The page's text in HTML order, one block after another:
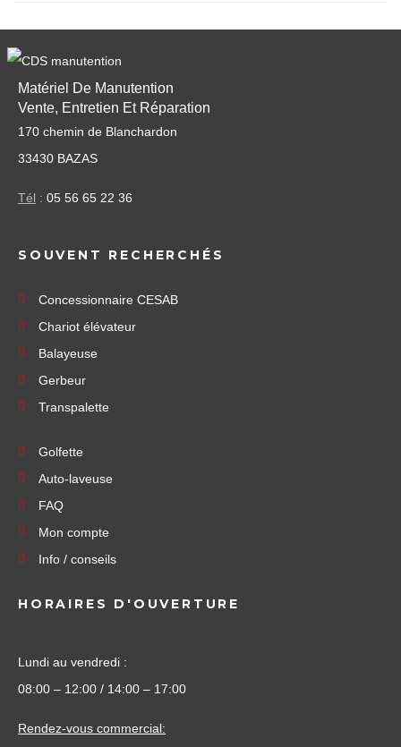
Matériel De Manutention
Vente, Entretien Et Réparation
170 chemin de Blanchardon
33430 BAZAS
Tél : 05 56 65 22 36
SOUVENT RECHERCHÉS
Concessionnaire CESAB
Chariot élévateur
Balayeuse
Gerbeur
Transpalette
Golfette
Auto-laveuse
FAQ
Mon compte
Info / conseils
HORAIRES D'OUVERTURE
Lundi au vendredi :
08:00 – 12:00 / 14:00 – 17:00
Rendez-vous commercial: